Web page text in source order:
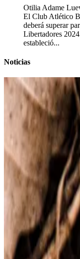
Otilia Adame
El Club Atlético
deberá superar
Libertadores
estableció...
Noticias